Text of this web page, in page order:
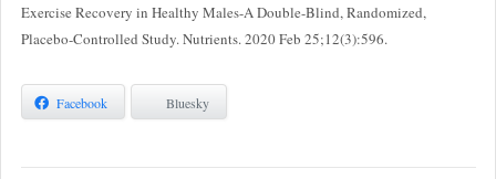
Exercise Recovery in Healthy Males-A Double-Blind, Randomized,
Placebo-Controlled Study. Nutrients. 2020 Feb 25;12(3):596.
Facebook Bluesky